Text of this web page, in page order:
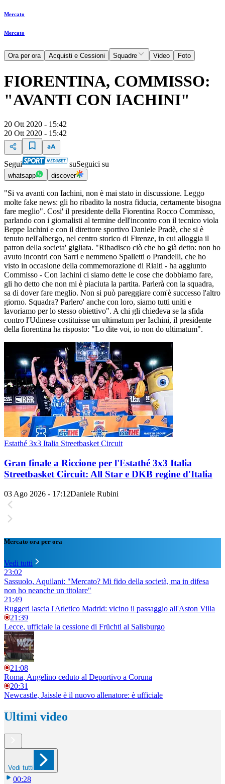
Mercato
Mercato
Ora per ora Acquisti e Cessioni Squadre Video Foto
FIORENTINA, COMMISSO:
"AVANTI CON IACHINI"
20 Ott 2020 - 15:42
20 Ott 2020 - 15:42
Segui suSeguici su
whatsapp discover
"Si va avanti con Iachini, non è mai stato in discussione. Leggo
molte fake news: gli ho ribadito la nostra fiducia, certamente bisogna
fare meglio". Cosi' il presidente della Fiorentina Rocco Commisso,
parlando con i giornalisti al termine dell'incontro con il tecnico viola
Beppe Iachini e con il direttore sportivo Daniele Pradè, che si è
tenuto nell'albergo, nel centro storico di Firenze, in cui alloggia il
patron della societa' gigliata. "Ribadisco ciò che ho già detto: non ho
avuto incontri con Sarri e nemmeno Spalletti o Prandelli, che ho
visto in occasione della commemorazione di Rialti - ha aggiunto
Commisso - Con Iachini ci siamo dette le cose che dobbiamo fare,
gli ho detto che non mi è piaciuta la partita. Parlerà con la squadra,
sa di dover fare meglio. Non si può pareggiare com'è successo l'altro
giorno. Squadra? Parlero' anche con loro, siamo tutti uniti e
lavoriamo per lo stesso obiettivo". A chi gli chiedeva se la sfida
contro l'Udinese costituisse un ultimatum per Iachini, il presidente
della fiorentina ha risposto: "Lo dite voi, io non do ultimatum".
Estathé 3x3 Italia Streetbasket Circuit
Gran finale a Riccione per l'Estathé 3x3 Italia
Streetbasket Circuit: All Star e DKB regine d'Italia
03 Ago 2026 - 17:12Daniele Rubini
Mercato ora per ora
Vedi tutti
23:02
Sassuolo, Aquilani: "Mercato? Mi fido della società, ma in difesa
non ho neanche un titolare"
21:49
Ruggeri lascia l'Atletico Madrid: vicino il passaggio all'Aston Villa
21:39
Lecce, ufficiale la cessione di Früchtl al Salisburgo
21:08
Roma, Angelino ceduto al Deportivo a Coruna
20:31
Newcastle, Jaissle è il nuovo allenatore: è ufficiale
Ultimi video
Vedi tutti
00:28